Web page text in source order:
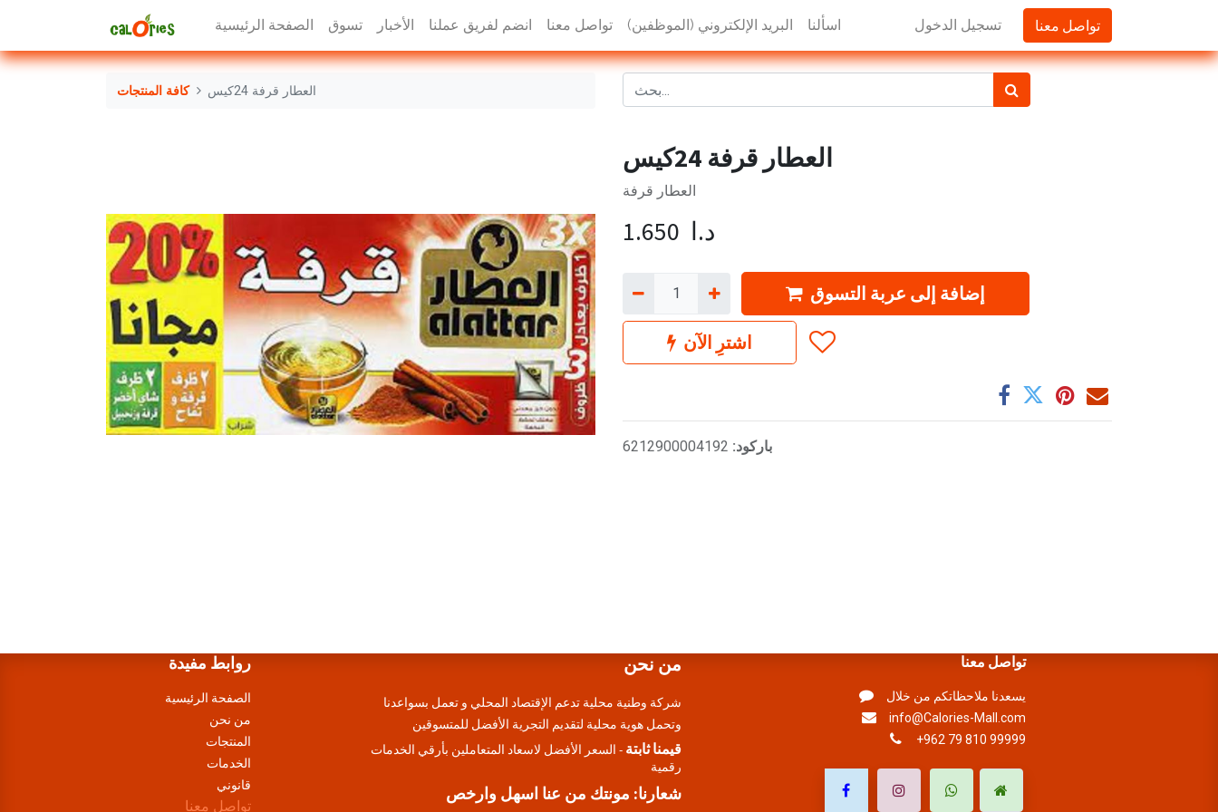
الصفحة الرئيسية تسوق الأخبار انضم لفريق عملنا تواصل معنا البريد الإلكتروني (الموظفين) اسألنا تسجيل الدخول تواصل معنا
كافة المنتجات العطار قرفة 24كيس
العطار قرفة 24كيس
العطار قرفة
1.650 د.ا
إضافة إلى عربة التسوق
اشترِ الآن
باركود: 6212900004192
روابط مفيدة
الصفحة الرئيسية
من نحن
المنتجات
الخدمات
قانوني
تواصل معنا
من نحن
شركة وطنية محلية تدعم الإقتصاد المحلي و تعمل بسواعدنا
وتحمل هوية محلية لتقديم التجرية الأفضل للمتسوقين
قيمنا ثابتة - السعر الأفضل لاسعاد المتعاملين بأرقي الخدمات
رقمية
شعارنا: مونتك من عنا اسهل وارخص
تواصل معنا
يسعدنا ملاحظاتكم من خلال
info@Calories-Mall.com
+962 79 810 99999